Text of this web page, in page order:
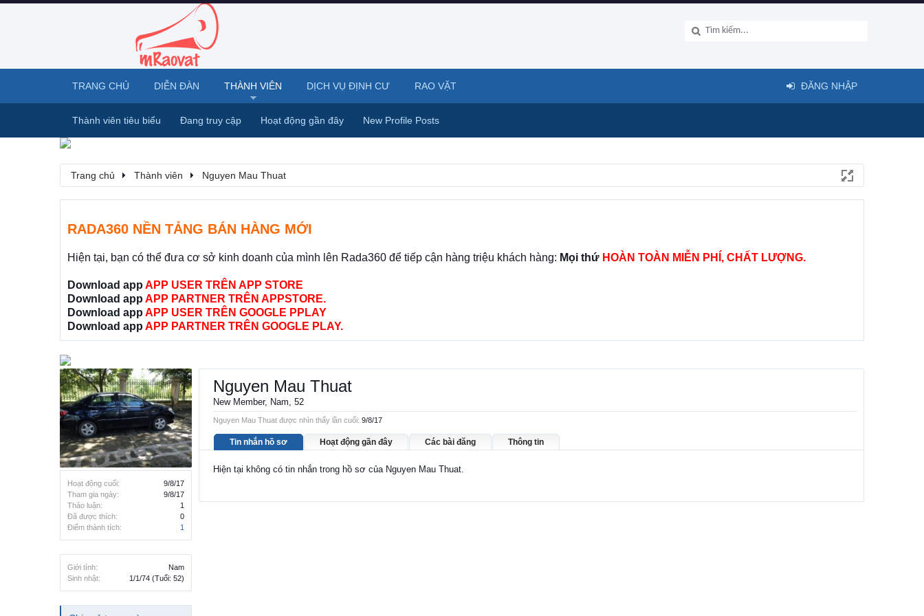
Trang chủ Thành viên Nguyen Mau Thuat
RADA360 NỀN TẢNG BÁN HÀNG MỚI
Hiện tại, bạn có thể đưa cơ sở kinh doanh của mình lên Rada360 để tiếp cận hàng triệu khách hàng: Mọi thứ HOÀN TOÀN MIỄN PHÍ, CHẤT LƯỢNG.
Download app APP USER TRÊN APP STORE
Download app APP PARTNER TRÊN APPSTORE.
Download app APP USER TRÊN GOOGLE PPLAY
Download app APP PARTNER TRÊN GOOGLE PLAY.
Hoạt động cuối:
9/8/17
Tham gia ngày:
9/8/17
Thảo luận:
1
Đã được thích:
0
Điểm thành tích:
1
Giới tính:
Nam
Sinh nhật:
1/1/74 (Tuổi: 52)
Nguyen Mau Thuat
New Member, Nam, 52
Nguyen Mau Thuat được nhìn thấy lần cuối: 9/8/17
Tin nhắn hồ sơ Hoạt động gần đây Các bài đăng Thông tin
Hiện tại không có tin nhắn trong hồ sơ của Nguyen Mau Thuat.
TRANG CHỦ DIỄN ĐÀN THÀNH VIÊN
Thành viên tiêu biểu Đang truy cập Hoạt động gần đây New Profile Posts
DỊCH VỤ ĐỊNH CƯ RAO VẶT ĐĂNG NHẬP